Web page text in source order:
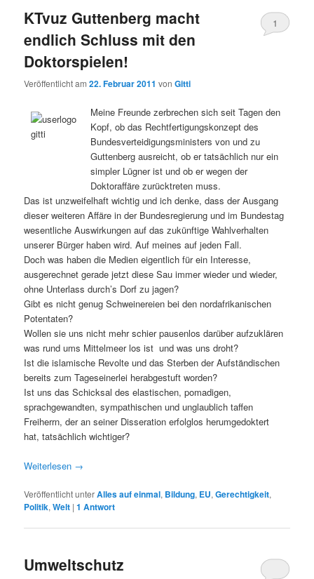
KTvuz Guttenberg macht
endlich Schluss mit den
Doktorspielen!
Veröffentlicht am22. Februar 2011 vonGitti
1
Meine Freunde zerbrechen sich seit Tagen den
Kopf, ob das Rechtfertigungskonzept des
Bundesverteidigungsministers von und zu
Guttenberg ausreicht, ob er tatsächlich nur ein
simpler Lügner ist und ob er wegen der
Doktoraffäre zurücktreten muss.
Das ist unzweifelhaft wichtig und ich denke, dass der Ausgang
dieser weiteren Affäre in der Bundesregierung und im Bundestag
wesentliche Auswirkungen auf das zukünftige Wahlverhalten
unserer Bürger haben wird. Auf meines auf jeden Fall.
Doch was haben die Medien eigentlich für ein Interesse,
ausgerechnet gerade jetzt diese Sau immer wieder und wieder,
ohne Unterlass durch’s Dorf zu jagen?
Gibt es nicht genug Schweinereien bei den nordafrikanischen
Potentaten?
Wollen sie uns nicht mehr schier pausenlos darüber aufzuklären
was rund ums Mittelmeer los ist und was uns droht?
Ist die islamische Revolte und das Sterben der Aufständischen
bereits zum Tageseinerlei herabgestuft worden?
Ist uns das Schicksal des elastischen, pomadigen,
sprachgewandten, sympathischen und unglaublich taffen
Freiherrn, der an seiner Disseration erfolglos herumgedoktert
hat, tatsächlich wichtiger?
Weiterlesen →
Veröffentlicht unterAlles auf einmal, Bildung, EU,Gerechtigkeit,
Politik,Welt |1 Antwort
Umweltschutz